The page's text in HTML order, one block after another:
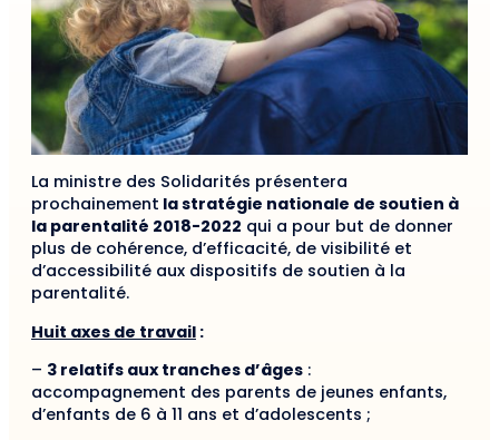
La ministre des Solidarités présentera
prochainement la stratégie nationale de soutien à
la parentalité 2018-2022 qui a pour but de donner
plus de cohérence, d’efficacité, de visibilité et
d’accessibilité aux dispositifs de soutien à la
parentalité.
Huit axes de travail :
– 3 relatifs aux tranches d’âges :
accompagnement des parents de jeunes enfants,
d’enfants de 6 à 11 ans et d’adolescents ;